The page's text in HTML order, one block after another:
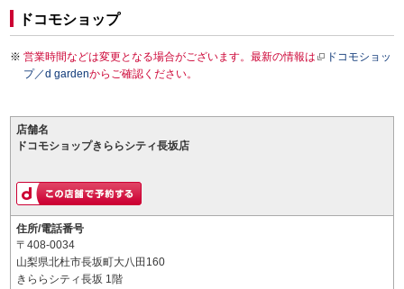
ドコモショップ
営業時間などは変更となる場合がございます。最新の情報は
ドコモショッ
プ／d gardenからご確認ください。
店舗名
ドコモショップきららシティ長坂店
住所/電話番号
〒408-0034
山梨県北杜市長坂町大八田160
きららシティ長坂 1階